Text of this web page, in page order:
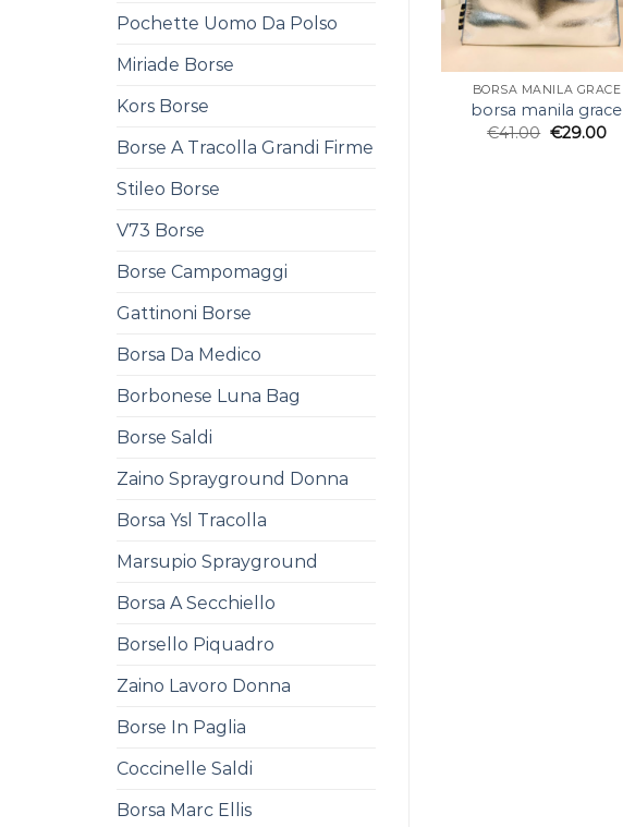
Pochette Uomo Da Polso
Miriade Borse
Kors Borse
Borse A Tracolla Grandi Firme
Stileo Borse
V73 Borse
Borse Campomaggi
Gattinoni Borse
Borsa Da Medico
Borbonese Luna Bag
Borse Saldi
Zaino Sprayground Donna
Borsa Ysl Tracolla
Marsupio Sprayground
Borsa A Secchiello
Borsello Piquadro
Zaino Lavoro Donna
Borse In Paglia
Coccinelle Saldi
Borsa Marc Ellis
BORSA MANILA GRACE
borsa manila grace
€41.00 €29.00